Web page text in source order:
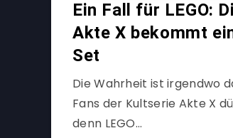
Ein Fall für LEGO:
Akte X bekommt
Set
Die Wahrheit ist irgendwo
Fans der Kultserie Akte X
denn LEGO…